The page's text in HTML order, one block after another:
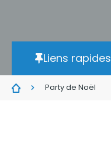
Liens rapides
Party de Noël